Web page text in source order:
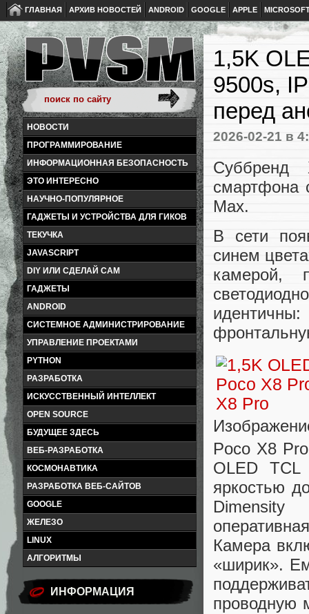
ГЛАВНАЯ АРХИВ НОВОСТЕЙ ANDROID GOOGLE APPLE
НОВОСТИ
ПРОГРАММИРОВАНИЕ
ИНФОРМАЦИОННАЯ БЕЗОПАСНОСТЬ
ЭТО ИНТЕРЕСНО
НАУЧНО-ПОПУЛЯРНОЕ
ГАДЖЕТЫ И УСТРОЙСТВА ДЛЯ ГИКОВ
ТЕКУЧКА
JAVASCRIPT
DIY ИЛИ СДЕЛАЙ САМ
ГАДЖЕТЫ
ANDROID
СИСТЕМНОЕ АДМИНИСТРИРОВАНИЕ
УПРАВЛЕНИЕ ПРОЕКТАМИ
PYTHON
РАЗРАБОТКА
ИСКУССТВЕННЫЙ ИНТЕЛЛЕКТ
OPEN SOURCE
БУДУЩЕЕ ЗДЕСЬ
ВЕБ-РАЗРАБОТКА
КОСМОНАВТИКА
РАЗРАБОТКА ВЕБ-САЙТОВ
GOOGLE
ЖЕЛЕЗО
LINUX
АЛГОРИТМЫ
ИНФОРМАЦИЯ
1,5K
9500s,
перед
2026-02-21 в
Суббренд
смартфона
Max.
В сети
синем
камерой,
Poco X8
OLED
яркостью
Dimensity
Камера
«ширик».
проводную